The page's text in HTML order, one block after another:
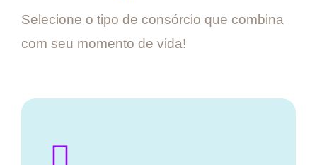
Selecione o tipo de consórcio que combina
com seu momento de vida!